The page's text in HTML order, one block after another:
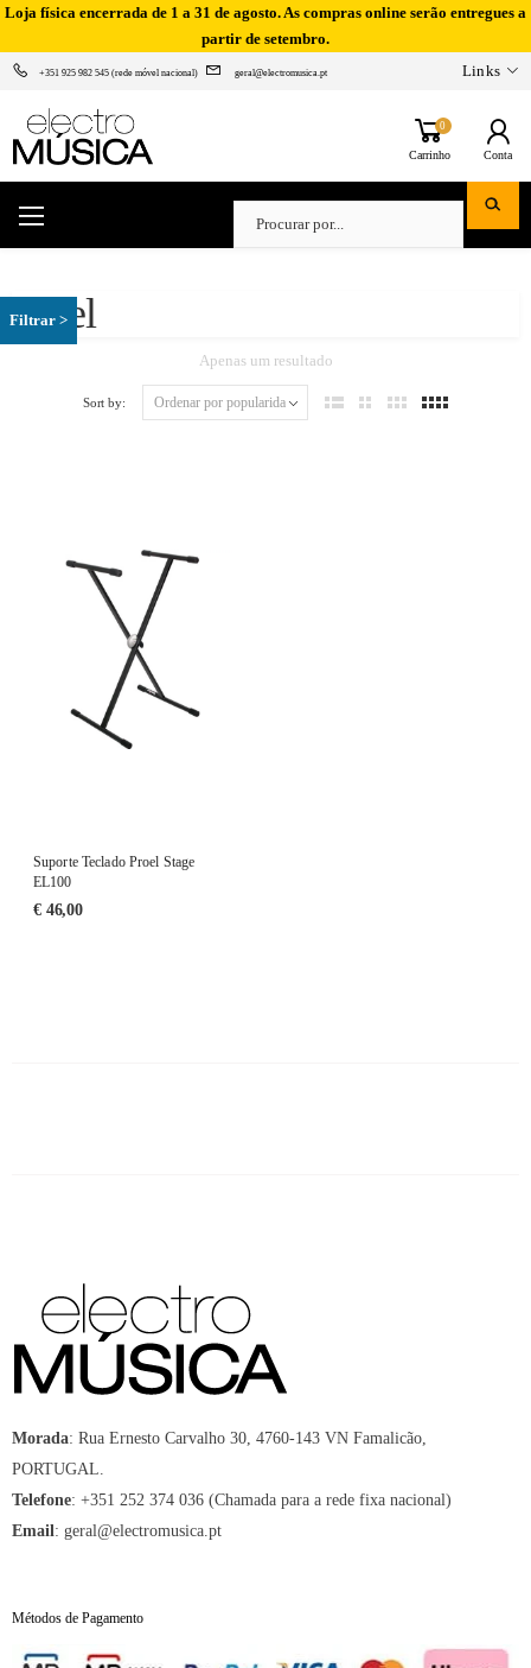
Loja física encerrada de 1 a 31 de agosto. As compras online serão entregues a
partir de setembro.
+351 925 982 545 (rede móvel nacional) geral@electromusica.pt Links
0
Carrinho Conta
Proel
Apenas um resultado
Sort by:
Suporte Teclado Proel Stage
EL100
€46,00
Morada: Rua Ernesto Carvalho 30, 4760-143 VN Famalicão,
PORTUGAL.
Telefone: +351 252 374 036 (Chamada para a rede fixa nacional)
Email: geral@electromusica.pt
Métodos de Pagamento